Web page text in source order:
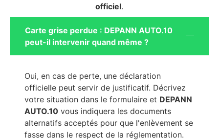
officiel.
Carte grise perdue : DEPANN AUTO.10
peut-il intervenir quand même ?
Oui, en cas de perte, une déclaration
officielle peut servir de justificatif. Décrivez
votre situation dans le formulaire et DEPANN
AUTO.10 vous indiquera les documents
alternatifs acceptés pour que l'enlèvement se
fasse dans le respect de la réglementation.